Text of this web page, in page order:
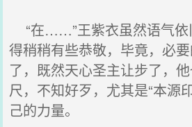
“在……”王紫衣虽然语气依
得稍稍有些恭敬，毕竟，必
了，既然天心圣主让步了，
尺，不知好歹，尤其是“本源
己的力量。